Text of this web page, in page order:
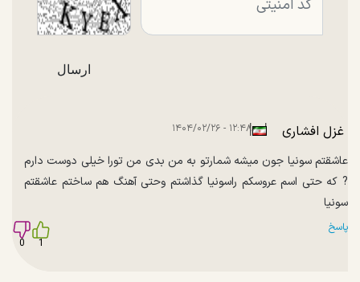
غزل افشاری |
|۱۲:۴۸ - ۱۴۰۴/۰۲/۲۶
عاشقتم سونیا جون میشه شمارتو به من بدی من تورا خیلی دوست دارم
? که حتی اسم عروسکم راسونیا گذاشتم وحتی آهنگ هم ساختم عاشقتم
سونیا
پاسخ
1
0